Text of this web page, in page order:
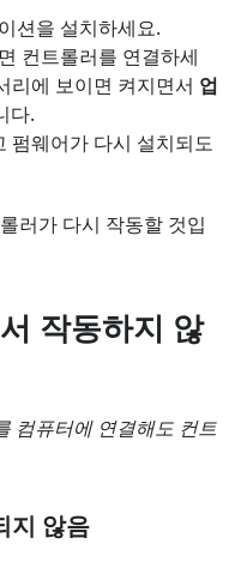
션을 설치하세요.
컨트롤러를 연결하세
리에 보이면 켜지면서 업
다.
펌웨어가 다시 설치되도
러가 다시 작동할 것입
작동하지 않
컴퓨터에 연결해도 컨트
지 않음